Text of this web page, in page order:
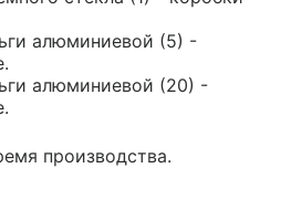
алюминиевой (5) -
алюминиевой (20) -
производства.